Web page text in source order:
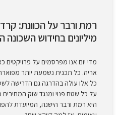
רמת ורבר על הכוונת:
מיליונים בחידוש השכונה
מדי יום אנו מפרסמים על פרויקטים
אריה. כל תכנית נשמעת יותר
כל אלו עולה בהדרגה גם הדרישה
על כל שטח פנוי ומנגד שוק
היא רמת ורבר הישנה, המיועדת